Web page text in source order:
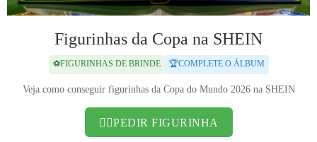
Figurinhas da Copa na SHEIN
⚽FIGURINHAS DE BRINDE 🏆COMPLETE O ÁLBUM
Veja como conseguir figurinhas da Copa do Mundo 2026 na SHEIN
👉🏻PEDIR FIGURINHA